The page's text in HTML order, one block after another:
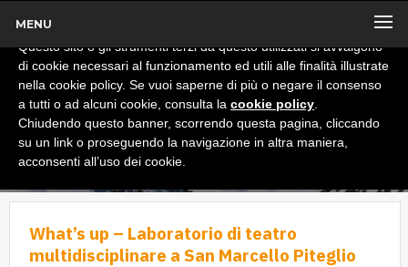
MENU
What’s up – Laboratorio di teatro
multidisciplinare a San Marcello Piteglio
x
Informativa
Questo sito o gli strumenti terzi da questo utilizzati si avvalgono
di cookie necessari al funzionamento ed utili alle finalità illustrate
nella cookie policy. Se vuoi saperne di più o negare il consenso
a tutti o ad alcuni cookie, consulta la cookie policy
Chiudendo questo banner, scorrendo questa pagina, cliccando
su un link o proseguendo la navigazione in altra maniera,
acconsenti all’uso dei cookie.